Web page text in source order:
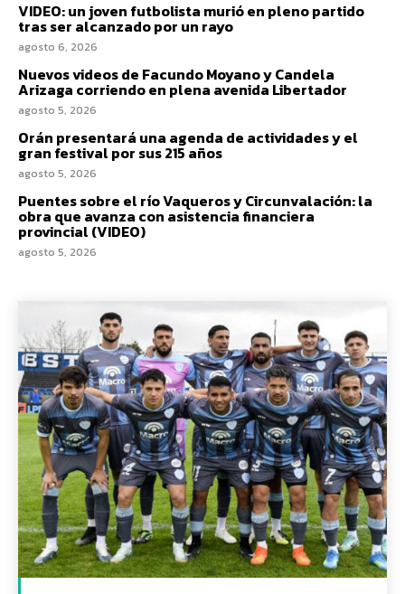
VIDEO: un joven futbolista murió en pleno partido
tras ser alcanzado por un rayo
agosto 6, 2026
Nuevos videos de Facundo Moyano y Candela
Arizaga corriendo en plena avenida Libertador
agosto 5, 2026
Orán presentará una agenda de actividades y el
gran festival por sus 215 años
agosto 5, 2026
Puentes sobre el río Vaqueros y Circunvalación: la
obra que avanza con asistencia financiera
provincial (VIDEO)
agosto 5, 2026